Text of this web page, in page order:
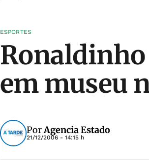
ESPORTES
em museu
PorAgencia Estado
21/12/2006 - 14:15 h